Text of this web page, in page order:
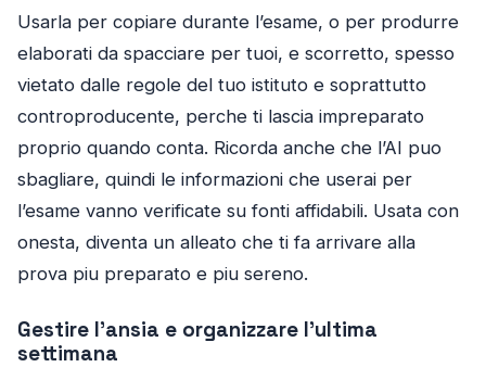
Usarla per copiare durante l’esame, o per produrre
elaborati da spacciare per tuoi, e scorretto, spesso
vietato dalle regole del tuo istituto e soprattutto
controproducente, perche ti lascia impreparato
proprio quando conta. Ricorda anche che l’AI puo
sbagliare, quindi le informazioni che userai per
l’esame vanno verificate su fonti affidabili. Usata con
onesta, diventa un alleato che ti fa arrivare alla
prova piu preparato e piu sereno.
Gestire l’ansia e organizzare l’ultima
settimana